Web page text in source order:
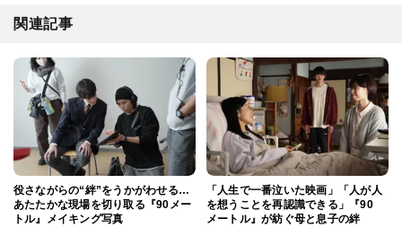
関連記事
役さながらの“絆”をうかがわせる…
あたたかな現場を切り取る『90メー
トル』メイキング写真
「人生で一番泣いた映画」「人が人
を想うことを再認識できる」『90
メートル』が紡ぐ母と息子の絆